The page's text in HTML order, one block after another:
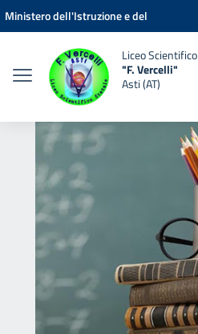
Vai ai contenuti
Vai al menu di navigazione
Vai al footer
Ministero dell'Istruzione e del
Liceo Scientifico
"F. Vercelli"
Asti (AT)